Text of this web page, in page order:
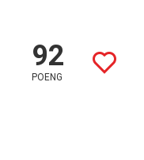
92
POENG